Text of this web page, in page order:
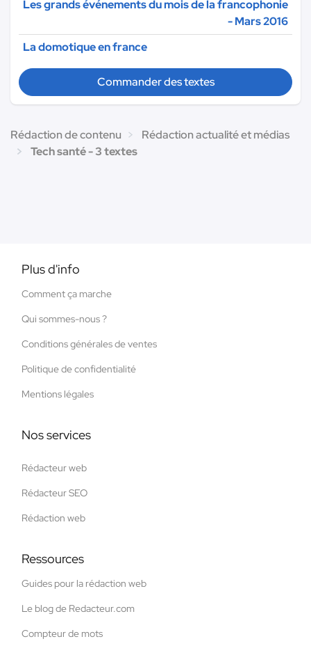
Les grands événements du mois de la francophonie
- Mars 2016
La domotique en france
Commander des textes
Rédaction de contenu
Rédaction actualité et médias
Tech santé - 3 textes
Plus d'info
Comment ça marche
Qui sommes-nous ?
Conditions générales de ventes
Politique de confidentialité
Mentions légales
Nos services
Rédacteur web
Rédacteur SEO
Rédaction web
Ressources
Guides pour la rédaction web
Le blog de Redacteur.com
Compteur de mots